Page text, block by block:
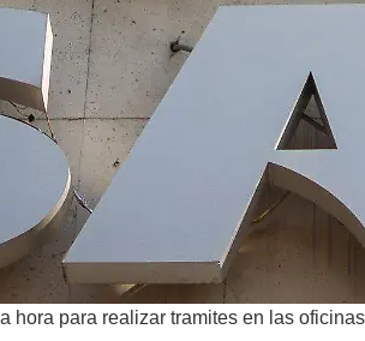
hora para realizar tramites en las